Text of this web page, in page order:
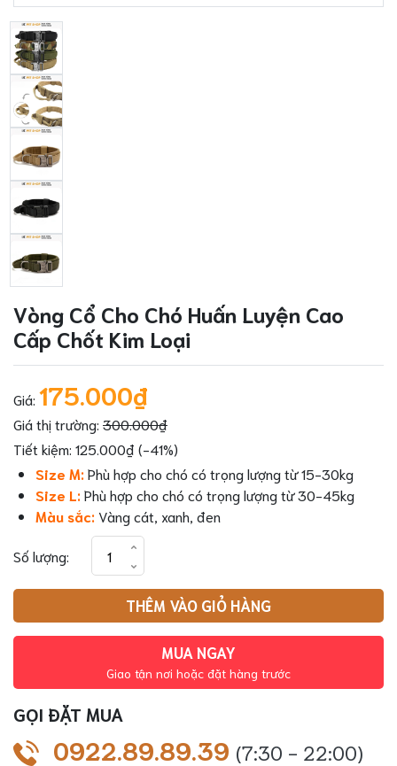
Vòng Cổ Cho Chó Huấn Luyện Cao
Cấp Chốt Kim Loại
Giá: 175.000₫
Giá thị trường: 300.000₫
Tiết kiệm: 125.000₫ (-41%)
Size M:Phù hợp cho chó có trọng lượng từ 15-30kg
Size L:Phù hợp cho chó có trọng lượng từ 30-45kg
Màu sắc:Vàng cát, xanh, đen
Số lượng:
Vòng
Cho
Cấp
Chốt
Loại
THÊM VÀO GIỎ HÀNG
MUA NGAY
Giao tận nơi hoặc đặt hàng trước
GỌI ĐẶT MUA
0922.89.89.39 (7:30 - 22:00)